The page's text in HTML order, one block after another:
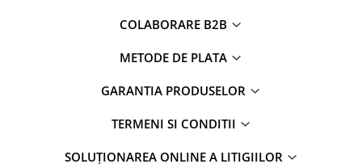
COLABORARE B2B
METODE DE PLATA
GARANTIA PRODUSELOR
TERMENI SI CONDITII
SOLUȚIONAREA ONLINE A LITIGIILOR